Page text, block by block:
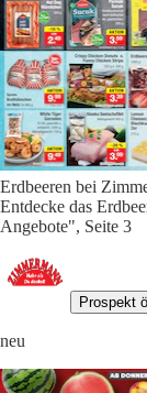
Erdbeeren bei
Entdecke das
Angebote", Seite 3
Prospekt
neu